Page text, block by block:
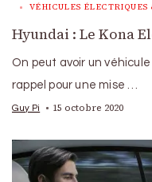
VÉHICULES ÉLECTRIQUES
Hyundai : Le Kona
On peut avoir un
rappel pour une mise …
Guy Pi 15 octobre 2020